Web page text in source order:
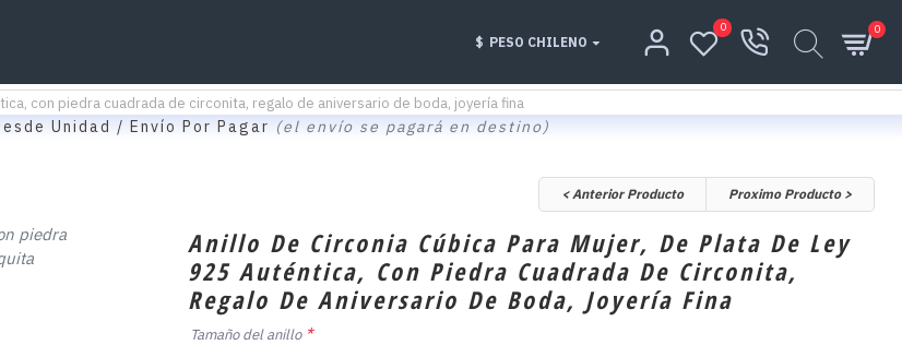
$ PESO CHILENO
0 0
con piedra cuadrada de circonita, regalo de aniversario de boda, joyería fina
Unidad / Envío Por Pagar (el envío se pagará en destino)
< Anterior Producto Proximo Producto >
Anillo De Circonia Cúbica Para Mujer, De Plata De Ley
925 Auténtica, Con Piedra Cuadrada De Circonita,
Regalo De Aniversario De Boda, Joyería Fina
Tamaño del anillo